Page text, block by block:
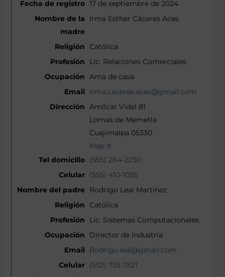
17 de septiembre de 2024
Irma Esther Cáceres Aces
Católica
Lic. Relaciones Comerciales
Ama de casa
Irma.caceres.aces@gmail.com
Amílcar Vidal 81
Lomas de Memetla
Cuajimalpa 05330
Map It
(555) 264-2230
(555) 410-1055
Rodrigo Leal Martínez
Católica
Lic. Sistemas Computacionales
Director de Industria
Rodrigo.leal@gmail.com
(552) 755-7521